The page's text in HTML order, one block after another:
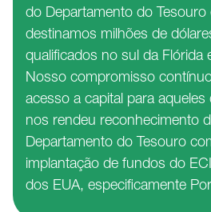
do Departamento do Tesouro
destinamos milhões de
qualificados no sul da Flórida
Nosso compromisso
acesso a capital para
nos rendeu reconhecimento
Departamento do Tesouro
implantação de fundos do
dos EUA, especificamente